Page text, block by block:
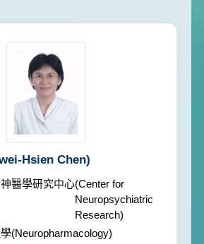
Hsien Chen)
醫學研究中心(Center for
Neuropsychiatric
Research)
(Neuropharmacology)